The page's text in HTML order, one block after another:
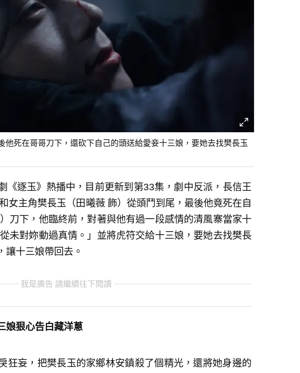
死在哥哥刀下，還砍下自己的頭送給愛妾十三娘，要她去找樊長玉
《逐玉》熱播中，目前更新到第33集，劇中反派，長信王
女主角樊長玉（田曦薇 飾）從頭鬥到尾，最後他竟死在自
刀下，他臨終前，對著與他有過一段感情的清風寨當家十
未對妳動過真情。」並將虎符交給十三娘，要她去找樊長
讓十三娘帶回去。
我是廣告 請繼續往下閱讀
娘狠心告白藏洋蔥
狂妄，把樊長玉的家鄉林安鎮殺了個精光，還將她身邊的